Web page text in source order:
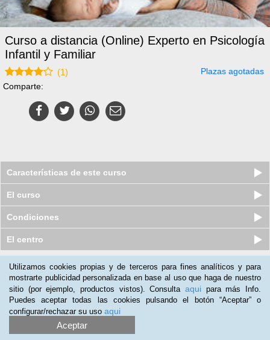
Curso a distancia (Online) Experto en Psicología
Infantil y Familiar
(1)
Plazas agotadas
Comparte:
Características de este curso
El curso
Condiciones
El centro
Nuestros clientes opinan:
Carlos Ortega (08-03-2021)
BUEN CURSO DE INICIACION A LA PSICOLOGIA
INFANTIL.RECOMENDADO PARA EDUCADORES, MONITORES,
Y TODOS AQUELLOS RELACIONADOS CON EL MUNDO DE
Utilizamos cookies propias y de terceros para fines analíticos y para
mostrarte publicidad personalizada en base al uso que haga de nuestro
sitio (por ejemplo, productos vistos). Consulta aqui para más Info.
Puedes aceptar todas las cookies pulsando el botón “Aceptar” o
configurar/rechazar su uso aqui
Aceptar